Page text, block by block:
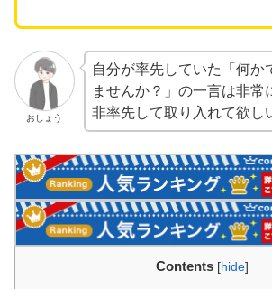
おしょう
自分が率先していた「何か
ませんか？」の一言は非常
非率先して取り入れて欲し
Contents [hide]